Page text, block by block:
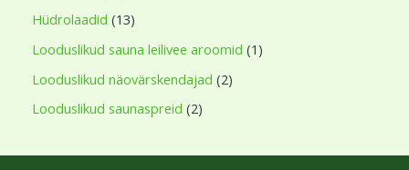
Hüdrolaadid 13
Looduslikud sauna leilivee aroomid 1
Looduslikud näovärskendajad 2
Looduslikud saunaspreid 2